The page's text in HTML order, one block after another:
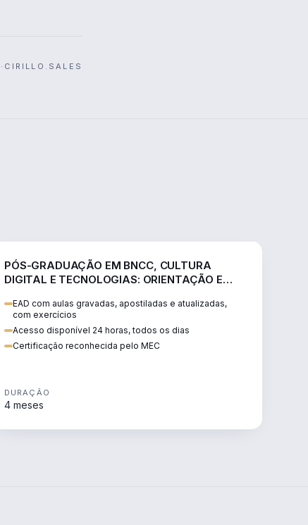
· CIRILLO.SALES
PÓS-GRADUAÇÃO EM BNCC, CULTURA
DIGITAL E TECNOLOGIAS: ORIENTAÇÃO E
EAD com aulas gravadas, apostiladas e atualizadas,
com exercícios
Acesso disponível 24 horas, todos os dias
Certificação reconhecida pelo MEC
DURAÇÃO
4 meses